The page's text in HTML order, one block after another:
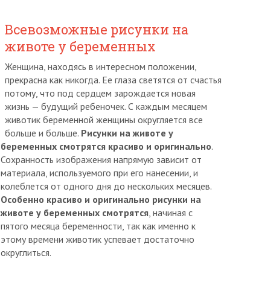
Всевозможные рисунки на
животе у беременных
Женщина, находясь в интересном положении,
прекрасна как никогда. Ее глаза светятся от счастья
потому, что под сердцем зарождается новая
жизнь — будущий ребеночек. С каждым месяцем
животик беременной женщины округляется все
больше и больше. Рисунки на животе у
беременных смотрятся красиво и оригинально.
Сохранность изображения напрямую зависит от
материала, используемого при его нанесении, и
колеблется от одного дня до нескольких месяцев.
Особенно красиво и оригинально рисунки на
животе у беременных смотрятся, начиная с
пятого месяца беременности, так как именно к
этому времени животик успевает достаточно
округлиться.